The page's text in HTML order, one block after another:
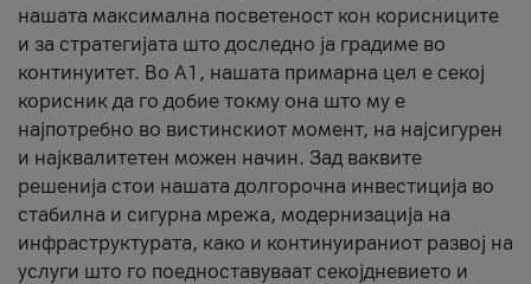
нашата максимална посветеност кон корисниците
и за стратегијата што доследно ја градиме во
континуитет. Во А1, нашата примарна цел е секој
корисник да го добие токму она што му е
најпотребно во вистинскиот момент, на најсигурен
и најквалитетен можен начин. Зад ваквите
решенија стои нашата долгорочна инвестиција во
стабилна и сигурна мрежа, модернизација на
инфраструктурата, како и континуираниот развој на
услуги што го поедноставуваат секојдневието и